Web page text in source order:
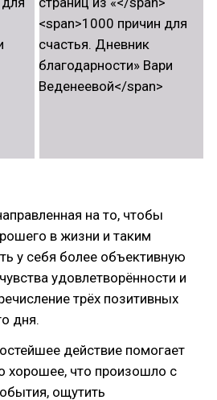
на то, чтобы
в жизни и таким
у себя более объективную
удовлетворённости и
трёх позитивных
дня.
действие помогает
хорошее, что произошло с
ощутить